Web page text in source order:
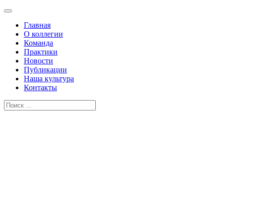
Главная
О коллегии
Команда
Практики
Новости
Публикации
Наша культура
Контакты